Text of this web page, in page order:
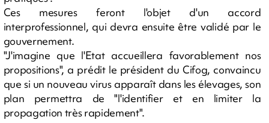
Ces mesures feront l'objet d'un accord
interprofessionnel, qui devra ensuite être validé par le
gouvernement.
"J'imagine que l'Etat accueillera favorablement nos
propositions", a prédit le président du Cifog, convaincu
que si un nouveau virus apparaît dans les élevages, son
plan permettra de "l'identifier et en limiter la
propagation très rapidement".